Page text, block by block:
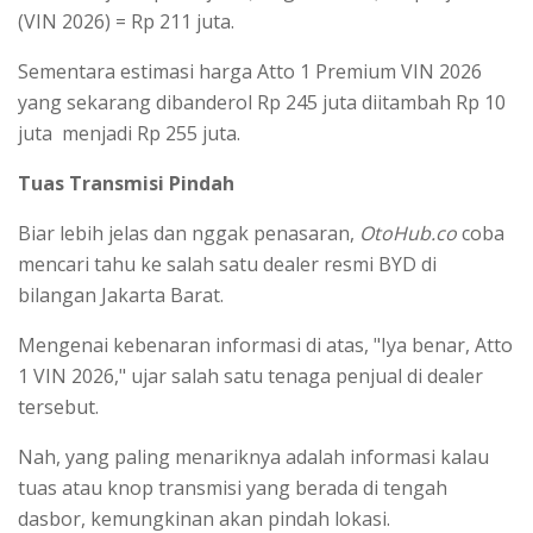
(VIN 2026) = Rp 211 juta.
Sementara estimasi harga Atto 1 Premium VIN 2026
yang sekarang dibanderol Rp 245 juta diitambah Rp 10
juta menjadi Rp 255 juta.
Tuas Transmisi Pindah
Biar lebih jelas dan nggak penasaran, OtoHub.cocoba
mencari tahu ke salah satu dealer resmi BYD di
bilangan Jakarta Barat.
Mengenai kebenaran informasi di atas, "Iya benar, Atto
1 VIN 2026," ujar salah satu tenaga penjual di dealer
tersebut.
Nah, yang paling menariknya adalah informasi kalau
tuas atau knop transmisi yang berada di tengah
dasbor, kemungkinan akan pindah lokasi.